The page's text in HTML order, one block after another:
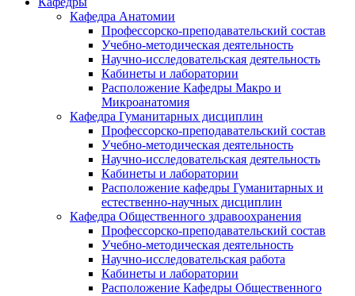
Кафедра Анатомии
Профессорско-преподавательский состав
Учебно-методическая деятельность
Научно-исследовательская деятельность
Кабинеты и лаборатории
Расположение Кафедры Макро и
Микроанатомия
Кафедра Гуманитарных дисциплин
Профессорско-преподавательский состав
Учебно-методическая деятельность
Научно-исследовательская деятельность
Кабинеты и лаборатории
Расположение кафедры Гуманитарных и
естественно-научных дисциплин
Кафедра Общественного здравоохранения
Профессорско-преподавательский состав
Учебно-методическая деятельность
Научно-исследовательская работа
Кабинеты и лаборатории
Расположение Кафедры Общественного